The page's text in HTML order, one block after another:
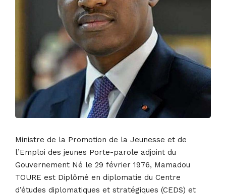
Ministre de la Promotion de la Jeunesse et de
l’Emploi des jeunes Porte-parole adjoint du
Gouvernement Né le 29 février 1976, Mamadou
TOURE est Diplômé en diplomatie du Centre
d’études diplomatiques et stratégiques (CEDS) et